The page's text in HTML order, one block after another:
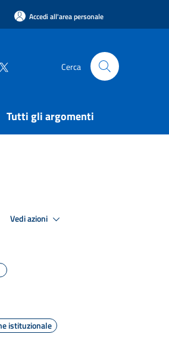
Accedi all'area personale
Cerca
Tutti gli argomenti
Vedi azioni
istituzionale